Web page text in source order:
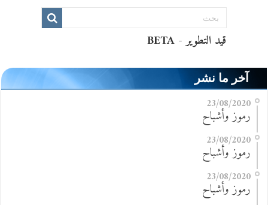
آخر ما نشر
23/08/2020
رموز وأشباح
23/08/2020
رموز وأشباح
23/08/2020
رموز وأشباح